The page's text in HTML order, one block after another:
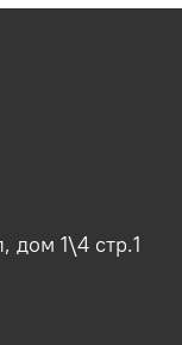
дом 1\4 стр.1